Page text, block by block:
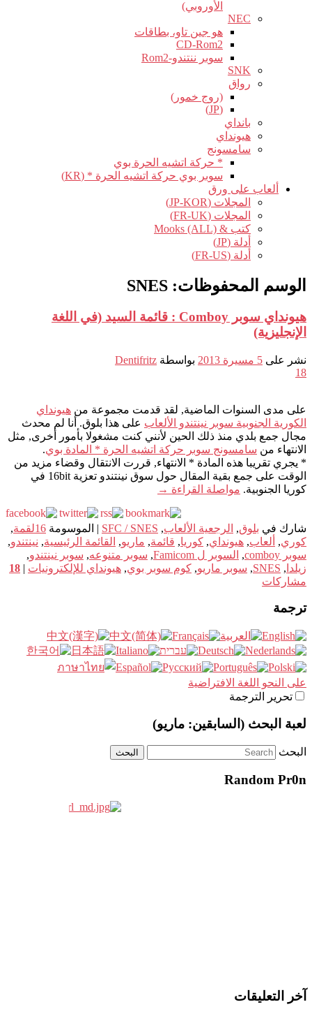
الأوروبي)
NEC
هو جين تاو، بطاقات
CD-Rom2
سوبر ننتندو-Rom2
SNK
رواق
(روج خمور)
(JP)
بانداي
هيونداي
سامسونج
* حركة اتشيه الحرة بوي
سوبر بوي حركة اتشيه الحرة * (KR)
ألعاب على ورق
المجلات (JP-KOR)
المجلات (FR-UK)
كتب & Mooks (ALL)
أدلة (JP)
أدلة (FR-US)
الوسم المحفوظات: SNES
هيونداي سوبر Comboy : قائمة السيد (في اللغة
الإنجليزية)
نشر على 5 مسيرة 2013 بواسطة Dentifritz
18
على مدى السنوات الماضية, لقد قدمت مجموعة من هيونداي
الكورية الجنوبية سوبر نينتندو الألعاب على هذا بلوق. أنا لم محدث
مجال جمع بلدي منذ ذلك الحين لأنني كنت مشغولا بأمور أخرى, مثل
الانتهاء من سامسونج سوبر حركة اتشيه الحرة * المادة بوي.
* يجري تقريبا هذه المادة * الانتهاء, قررت الانتقال وقضاء مزيد من
الوقت على جمع بقية المقال حول سوق نينتندو تعزية 16bit في
كوريا الجنوبية. مواصلة القراءة →
شارك في بلوق, الرجعية الألعاب,
SFC / SNES
| الموسومة 16لقمة
,
كوري, ألعاب, هيونداي, كوريا, قائمة, ماريو, القائمة الرئيسية, نينتندو,
سوبر comboy
, السوبر ل Famicom , سوبر متنوعه, سوبر نينتندو,
زيلدا ,
SNES
, سوبر ماريو, كوم سوبر بوي, هيونداي للإلكترونيات |
18
مشاركات
ترجمة
على النحو اللغة الافتراضية
تحرير الترجمة
لعبة البحث (السابقين: ماريو)
البحث
Random Pr0n
آخر التعليقات